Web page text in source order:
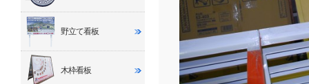
野立て看板
木枠看板